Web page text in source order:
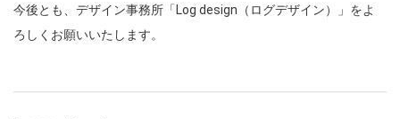
今後とも、デザイン事務所「Log design（ログデザイン）」をよ
ろしくお願いいたします。